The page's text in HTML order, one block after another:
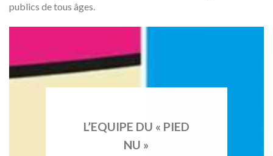
publics de tous âges.
L’EQUIPE DU « PIED
NU »